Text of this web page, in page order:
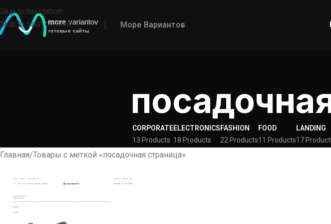
Skip to navigation
Skip to main content
Море Вариантов
CORPORATE
13 Products
ELECTRONICS
18 Products
FASHION
22 Products
FOOD
11 Products
LANDING
17
Главная Товары с меткой «посадочная страница»